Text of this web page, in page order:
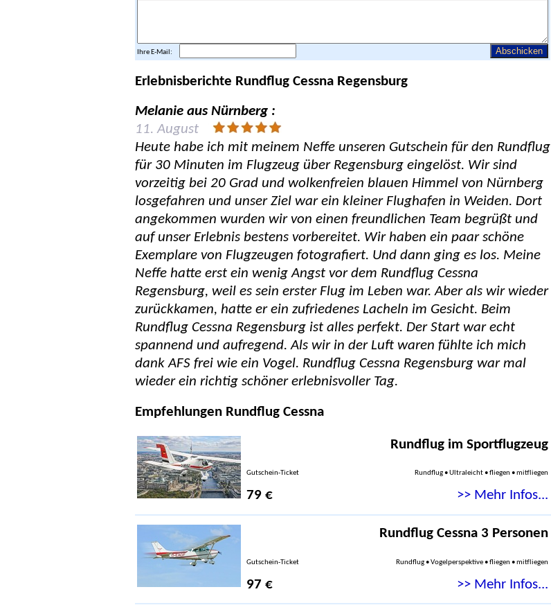
Ihre E-Mail:
Erlebnisberichte Rundflug Cessna Regensburg
Melanie aus Nürnberg :
11. August
Heute habe ich mit meinem Neffe unseren Gutschein für den Rundflug
für 30 Minuten im Flugzeug über Regensburg eingelöst. Wir sind
vorzeitig bei 20 Grad und wolkenfreien blauen Himmel von Nürnberg
losgefahren und unser Ziel war ein kleiner Flughafen in Weiden. Dort
angekommen wurden wir von einen freundlichen Team begrüßt und
auf unser Erlebnis bestens vorbereitet. Wir haben ein paar schöne
Exemplare von Flugzeugen fotografiert. Und dann ging es los. Meine
Neffe hatte erst ein wenig Angst vor dem Rundflug Cessna
Regensburg, weil es sein erster Flug im Leben war. Aber als wir wieder
zurückkamen, hatte er ein zufriedenes Lacheln im Gesicht. Beim
Rundflug Cessna Regensburg ist alles perfekt. Der Start war echt
spannend und aufregend. Als wir in der Luft waren fühlte ich mich
dank AFS frei wie ein Vogel. Rundflug Cessna Regensburg war mal
wieder ein richtig schöner erlebnisvoller Tag.
Empfehlungen Rundflug Cessna
Rundflug im Sportflugzeug
Gutschein-Ticket Rundflug • Ultraleicht • fliegen • mitfliegen
79 € >> Mehr Infos...
Rundflug Cessna 3 Personen
Gutschein-Ticket Rundflug • Vogelperspektive • fliegen • mitfliegen
97 € >> Mehr Infos...